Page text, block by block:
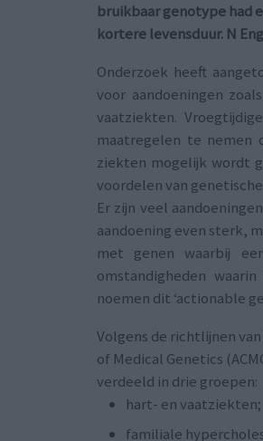
bruikbaar genotype had
kortere levensduur. N
Onderzoek heeft
voor aandoeningen
vaatziekten.
maatregelen te nemen
ziekten mogelijk wordt
voordelen van
Er zijn veel
aandoening even sterk,
met genen waarbij
omstandigheden
noemen dit ‘actionable
Volgens de richtlijnen
of Medical Genetics
verdeeld in drie groepen:
hart- en vaatziekten;
familiale